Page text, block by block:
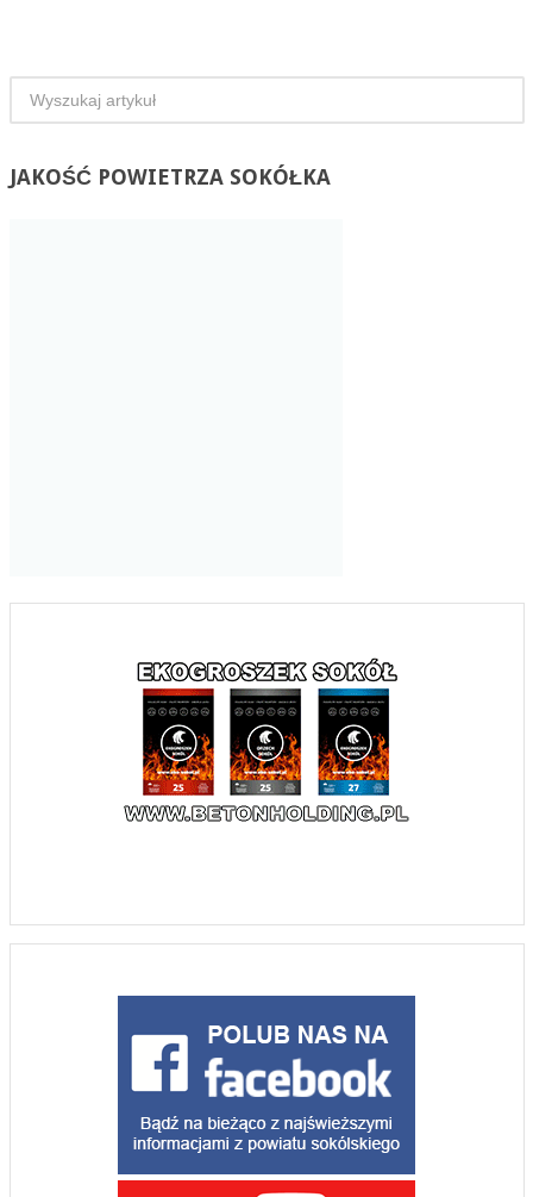
JAKOŚĆPOWIETRZA SOKÓŁKA